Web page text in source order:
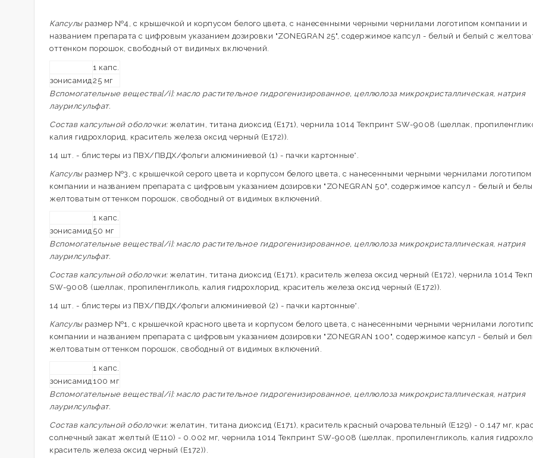
Капсулыразмер №4, с крышечкой и корпусом белого цвета, с нанесенными черными чернилами логотипом компании и
названием препарата с цифровым указанием дозировки "ZONEGRAN 25", содержимое капсул - белый и белый с
оттенком порошок, свободный от видимых включений.
1 капс.
зонисамид25 мг
Вспомогательные вещества[/i]: масло растительное гидрогенизированное, целлюлоза микрокристаллическая, натрия
лаурилсульфат.
Состав капсульной оболочки:желатин, титана диоксид (E171), чернила 1014 Текпринт SW-9008 (шеллак,
калия гидрохлорид, краситель железа оксид черный (E172)).
14 шт. - блистеры из ПВХ/ПВДХ/фольги алюминиевой (1) - пачки картонные*.
Капсулыразмер №3, с крышечкой серого цвета и корпусом белого цвета, с нанесенными черными чернилами логотипом
компании и названием препарата с цифровым указанием дозировки "ZONEGRAN 50", содержимое капсул - белый и
желтоватым оттенком порошок, свободный от видимых включений.
1 капс.
зонисамид 50 мг
Вспомогательные вещества[/i]: масло растительное гидрогенизированное, целлюлоза микрокристаллическая, натрия
лаурилсульфат.
Состав капсульной оболочки:желатин, титана диоксид (E171), краситель железа оксид черный (E172), чернила 1014
SW-9008 (шеллак, пропиленгликоль, калия гидрохлорид, краситель железа оксид черный (E172)).
14 шт. - блистеры из ПВХ/ПВДХ/фольги алюминиевой (2) - пачки картонные*.
Капсулыразмер №1, с крышечкой красного цвета и корпусом белого цвета, с нанесенными черными чернилами
компании и названием препарата с цифровым указанием дозировки "ZONEGRAN 100", содержимое капсул - белый и
желтоватым оттенком порошок, свободный от видимых включений.
1 капс.
зонисамид 100 мг
Вспомогательные вещества[/i]: масло растительное гидрогенизированное, целлюлоза микрокристаллическая, натрия
лаурилсульфат.
Состав капсульной оболочки:желатин, титана диоксид (E171), краситель красный очаровательный (E129) - 0.147 мг,
солнечный закат желтый (E110) - 0.002 мг, чернила 1014 Текпринт SW-9008 (шеллак, пропиленгликоль, калия
краситель железа оксид черный (E172)).